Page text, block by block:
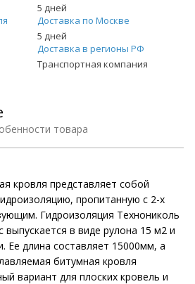
5 дней
Доставка по Москве
5 дней
Доставка в регионы РФ
Транспортная компания
товара
кровля представляет собой
пропитанную с 2-х
Гидроизоляция Технониколь
выпускается в виде рулона 15 м2 и
Ее длина составляет 15000мм, а
битумная кровля
вариант для плоских кровель и